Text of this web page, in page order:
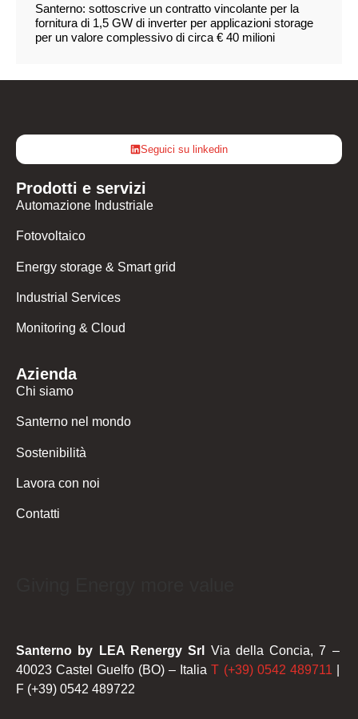
Santerno: sottoscrive un contratto vincolante per la
fornitura di 1,5 GW di inverter per applicazioni storage
per un valore complessivo di circa € 40 milioni
Seguici su linkedin
Prodotti e servizi
Automazione Industriale
Fotovoltaico
Energy storage & Smart grid
Industrial Services
Monitoring & Cloud
Azienda
Chi siamo
Santerno nel mondo
Sostenibilità
Lavora con noi
Contatti
Santerno by LEA Renergy Srl Via della Concia, 7 –
40023 Castel Guelfo (BO) – ItaliaT (+39) 0542 489711
F (+39) 0542 489722